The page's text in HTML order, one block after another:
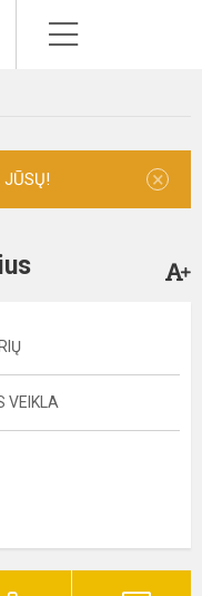
JŪSŲ! ×
VEIKLA